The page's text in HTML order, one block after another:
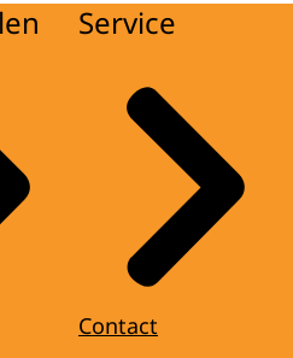
Service
Contact